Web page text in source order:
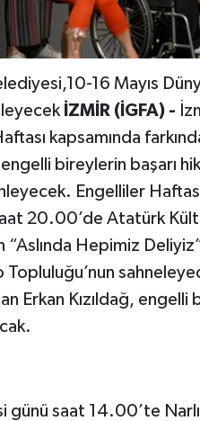
16 Mayıs
İZMİR (İGFA) -
kapsamında
bireylerin başarı
Engelliler
20.00’de Atatürk
“Aslında Hepimiz
Topluluğu’nun
Erkan Kızıldağ, engelli
günü saat 14.00’te